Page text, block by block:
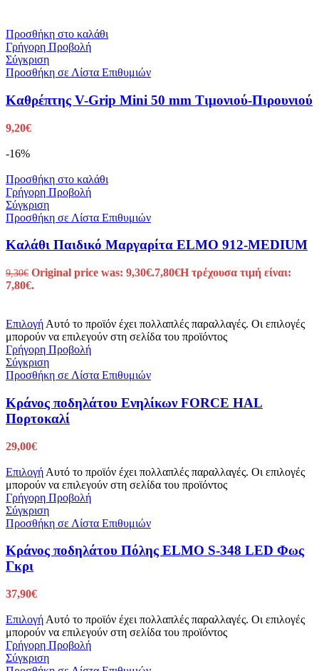
Προσθήκη στο καλάθι
Γρήγορη Προβολή
Σύγκριση
Προσθήκη σε Λίστα Επιθυμιών
Καθρέπτης V-Grip Mini 50 mm Τιμονιού-Πιρουνιού
9,20€
-16%
Προσθήκη στο καλάθι
Γρήγορη Προβολή
Σύγκριση
Προσθήκη σε Λίστα Επιθυμιών
Καλάθι Παιδικό Μαργαρίτα ELMO 912-MEDIUM
9,30€ Original price was: 9,30€.7,80€Η τρέχουσα τιμή είναι:
7,80€.
Επιλογή Αυτό το προϊόν έχει πολλαπλές παραλλαγές. Οι επιλογές
μπορούν να επιλεγούν στη σελίδα του προϊόντος
Γρήγορη Προβολή
Σύγκριση
Προσθήκη σε Λίστα Επιθυμιών
Κράνος ποδηλάτου Ενηλίκων FORCE HAL
Πορτοκαλί
29,00€
Επιλογή Αυτό το προϊόν έχει πολλαπλές παραλλαγές. Οι επιλογές
μπορούν να επιλεγούν στη σελίδα του προϊόντος
Γρήγορη Προβολή
Σύγκριση
Προσθήκη σε Λίστα Επιθυμιών
Κράνος ποδηλάτου Πόλης ELMO S-348 LED Φως
Γκρι
37,90€
Επιλογή Αυτό το προϊόν έχει πολλαπλές παραλλαγές. Οι επιλογές
μπορούν να επιλεγούν στη σελίδα του προϊόντος
Γρήγορη Προβολή
Σύγκριση